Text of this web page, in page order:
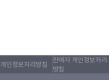
개인정보처리방침
판매자 개인정보처리
방침